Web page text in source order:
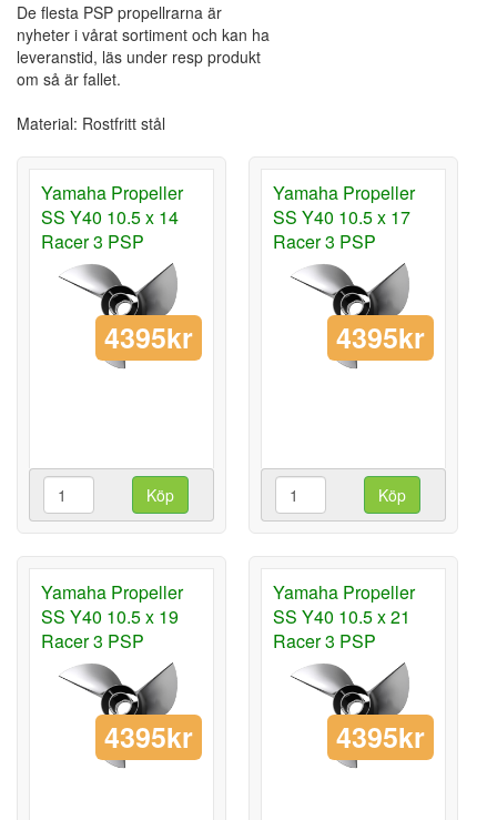
De flesta PSP propellrarna är
nyheter i vårat sortiment och kan ha
leveranstid, läs under resp produkt
om så är fallet.
Material: Rostfritt stål
Yamaha Propeller
SS Y40 10.5 x 14
Racer 3 PSP
4395kr
Köp
Yamaha Propeller
SS Y40 10.5 x 17
Racer 3 PSP
4395kr
Köp
Yamaha Propeller
SS Y40 10.5 x 19
Racer 3 PSP
4395kr
Yamaha Propeller
SS Y40 10.5 x 21
Racer 3 PSP
4395kr